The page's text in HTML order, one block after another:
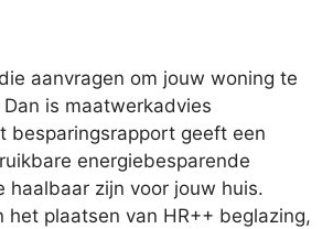
aanvragen om jouw woning te
is maatwerkadvies
besparingsrapport geeft een
energiebesparende
haalbaar zijn voor jouw huis.
het plaatsen van HR++ beglazing,